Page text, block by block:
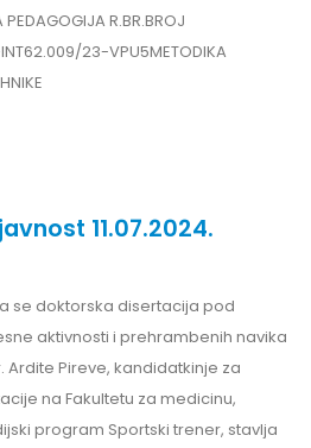
R.BR.BROJ
23-VPU5METODIKA
11.07.2024.
se doktorska disertacija pod
aktivnosti i prehrambenih navika
Pireve, kandidatkinje za
na Fakultetu za medicinu,
program Sportski trener, stavlja